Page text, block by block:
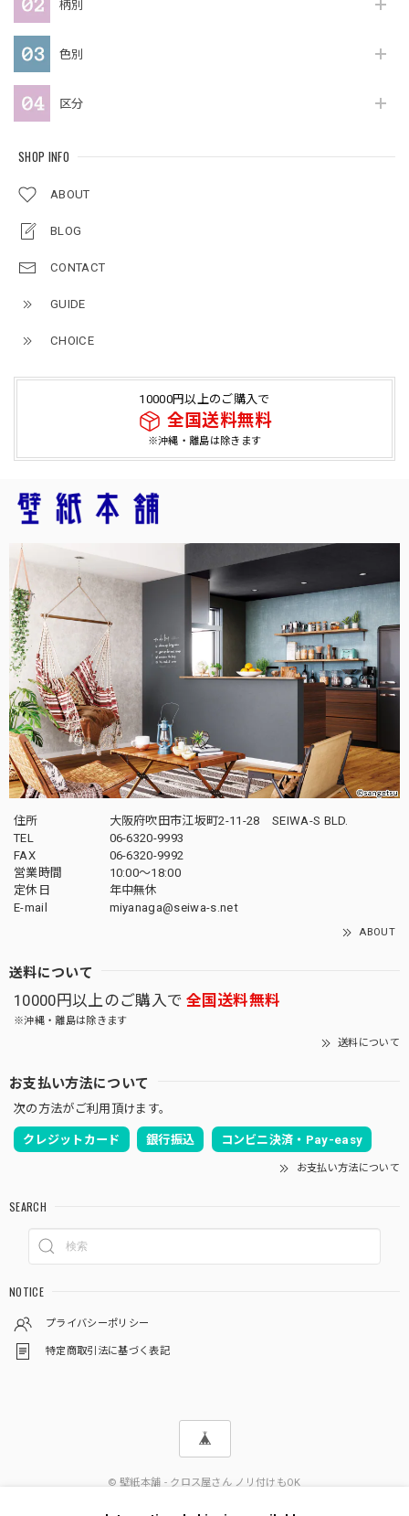
柄別
色別
区分
SHOP INFO
ABOUT
BLOG
CONTACT
GUIDE
CHOICE
10000円以上のご購入で
全国送料無料
※沖縄・離島は除きます
住所
大阪府吹田市江坂町2-11-28 SEIWA-S BLD.
TEL
06-6320-9993
FAX
06-6320-9992
営業時間
10:00～18:00
定休日
年中無休
E-mail
miyanaga@seiwa-s.net
ABOUT
送料について
10000円以上のご購入で 全国送料無料
※沖縄・離島は除きます
送料について
お支払い方法について
次の方法がご利用頂けます。
クレジットカード 銀行振込 コンビニ決済・Pay-easy
お支払い方法について
SEARCH
NOTICE
プライバシーポリシー
特定商取引法に基づく表記
© 壁紙本舗 - クロス屋さん ノリ付けもOK